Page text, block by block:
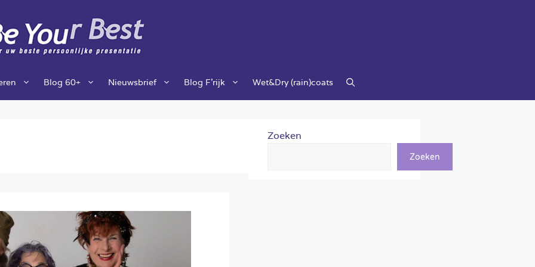
Blog 60+ Nieuwsbrief Blog F’rijk Wet&Dry (rain)coats
Zoeken
Zoeken